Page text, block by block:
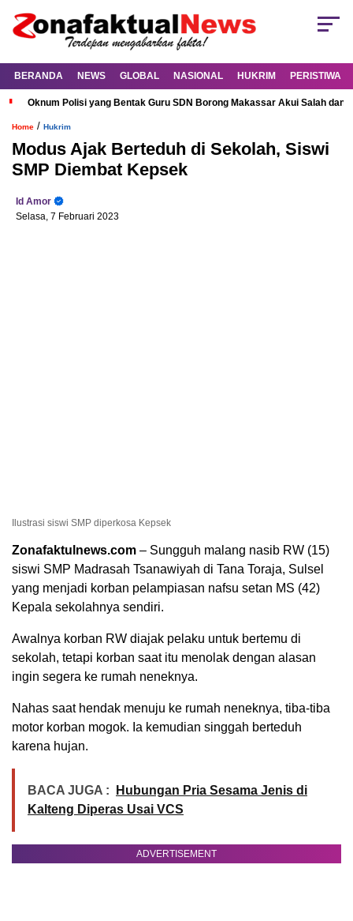
BERANDA NEWS GLOBAL NASIONAL HUKRIM PERISTIWA
Oknum Polisi yang Bentak Guru SDN Borong Makassar Akui Salah dan
Home / Hukrim
Modus Ajak Berteduh di Sekolah, Siswi
SMP Diembat Kepsek
Id Amor
Selasa, 7 Februari 2023
Ilustrasi siswi SMP diperkosa Kepsek
Zonafaktulnews.com – Sungguh malang nasib RW (15)
siswi SMP Madrasah Tsanawiyah di Tana Toraja, Sulsel
yang menjadi korban pelampiasan nafsu setan MS (42)
Kepala sekolahnya sendiri.
Awalnya korban RW diajak pelaku untuk bertemu di
sekolah, tetapi korban saat itu menolak dengan alasan
ingin segera ke rumah neneknya.
Nahas saat hendak menuju ke rumah neneknya, tiba-tiba
motor korban mogok. Ia kemudian singgah berteduh
karena hujan.
BACA JUGA :
Hubungan Pria Sesama Jenis di
Kalteng Diperas Usai VCS
ADVERTISEMENT